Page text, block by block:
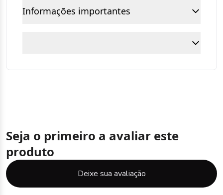
Informações importantes
Seja o primeiro a avaliar este
produto
Deixe sua avaliação